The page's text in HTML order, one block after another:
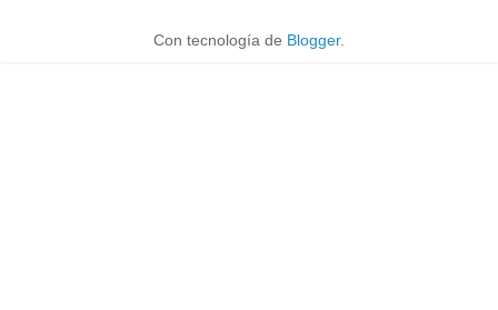
Con tecnología de Blogger.